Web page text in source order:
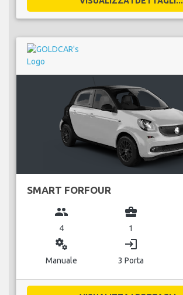
SMART FORFOUR
group
4
business_center
1
miscellaneous_services
Manuale
login
3 Porta